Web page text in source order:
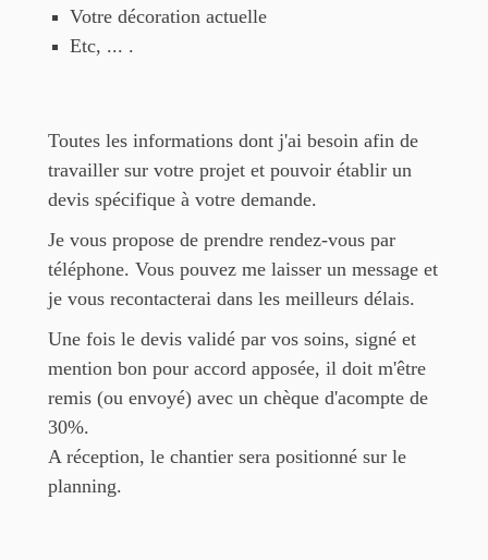
Votre décoration actuelle
Etc, ... .
Toutes les informations dont j'ai besoin afin de
travailler sur votre projet et pouvoir établir un
devis spécifique à votre demande.
Je vous propose de prendre rendez-vous par
téléphone. Vous pouvez me laisser un message et
je vous recontacterai dans les meilleurs délais.
Une fois le devis validé par vos soins, signé et
mention bon pour accord apposée, il doit m'être
remis (ou envoyé) avec un chèque d'acompte de
30%.
A réception, le chantier sera positionné sur le
planning.